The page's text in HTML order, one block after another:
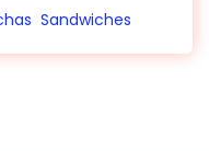
Sandwiches